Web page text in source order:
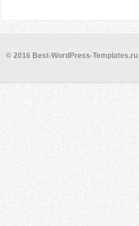
© 2016 Best-WordPress-Templates.ru